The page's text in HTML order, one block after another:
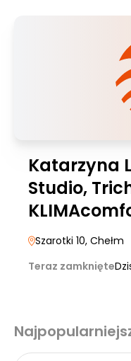
Katarzyna
Studio,
Szarotki 10, Chełm
Teraz zamknięte